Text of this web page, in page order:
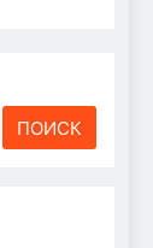
ПОИСК